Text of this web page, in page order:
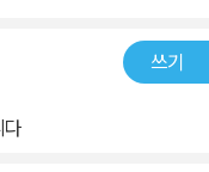
쓰기
다